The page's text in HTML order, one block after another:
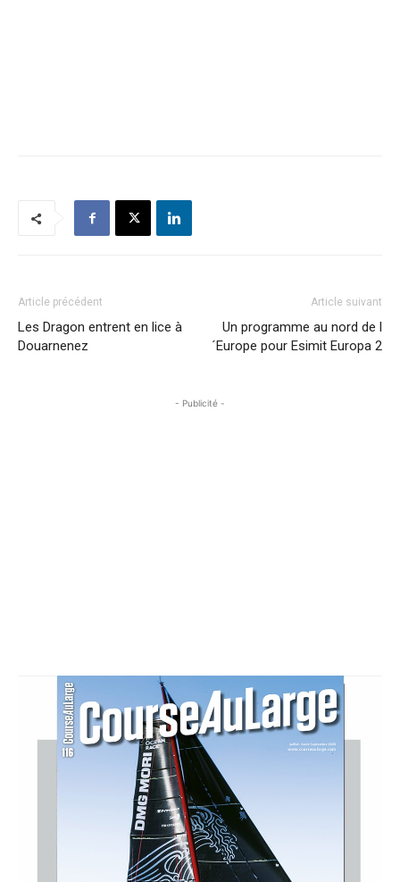
Article précédent
Les Dragon entrent en lice à
Douarnenez
Article suivant
Un programme au nord de l
´Europe pour Esimit Europa 2
- Publicité -